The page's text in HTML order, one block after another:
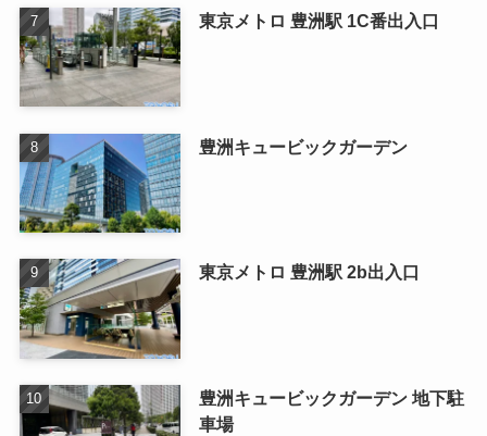
東京メトロ 豊洲駅 1C番出入口
豊洲キュービックガーデン
東京メトロ 豊洲駅 2b出入口
豊洲キュービックガーデン 地下駐
車場